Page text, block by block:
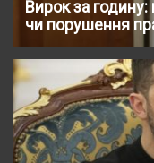
Вирок за
чи порушення